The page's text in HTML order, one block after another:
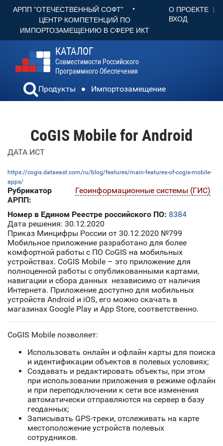
АРПП "ОТЕЧЕСТВЕННЫЙ СОФТ" •
ЦЕНТР КОМПЕТЕНЦИЙ ПО
ИМПОРТОЗАМЕЩЕНИЮ В СФЕРЕ ИКТ
О ПРОЕКТЕ
ВХОД
КАТАЛОГ
Совместимости Российского
Программного Обеспечения
Продукты Импортозамещение
CoGIS Mobile for Android
ДАТА ИСТ
https://cogis.dataeast.com/ru/blog/features/main-features-of-cogis-mobile-
apps/
Рубрикатор
АРПП:
Геоинформационные системы (ГИС)
Номер в Едином Реестре российского ПО: 8384
Дата решения: 30.12.2020
Приказ Минцифры России от 30.12.2020 №799
Мобильное приложение разработано для более
комфортной работы с ПО CoGIS на мобильных
устройствах. CoGIS Mobile – это приложение для
полноценной работы с опубликованными картами,
навигации и сбора данных независимо от наличия
Интернета. Приложение доступно для мобильных
устройств Android и iOS, его можно скачать в
магазинах Google Play и App Store, соответственно.
CoGIS Mobile позволяет:
Использовать онлайн и офлайн карты для поиска
и идентификации объектов в полевых условиях;
Создавать и редактировать объекты, при этом
при использовании приложения в режиме офлайн
и при переподключении к сети все изменения
автоматически отправляются на сервер в базу
геоданных;
Записывать GPS-треки, отслеживать на карте
местоположение устройств полевых
сотрудников.